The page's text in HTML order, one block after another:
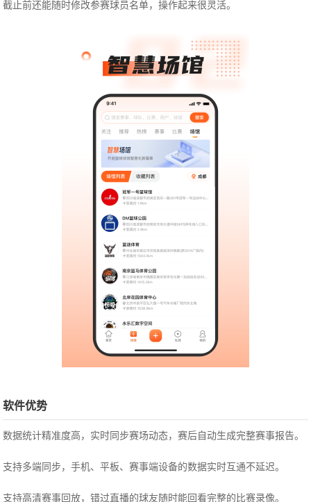
截止前还能随时修改参赛球员名单，操作起来很灵活。
软件优势
数据统计精准度高，实时同步赛场动态，赛后自动生成完整赛事报告。
支持多端同步，手机、平板、赛事端设备的数据实时互通不延迟。
支持高清赛事回放，错过直播的球友随时能回看完整的比赛录像。